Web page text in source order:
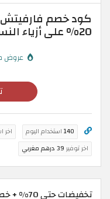
20% على أزياء النساء
عروض
140 استخدام اليوم اخر
اخر توفير 39 درهم مغربي
تخفيضات حتى 70% + خصم 20%